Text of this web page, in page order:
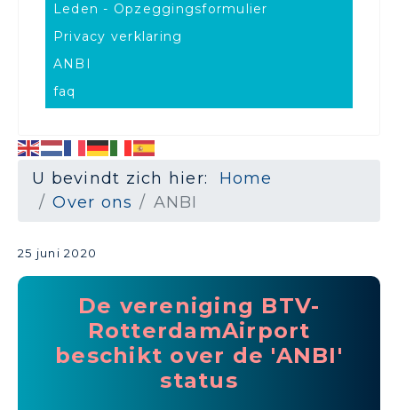
Leden - Opzeggingsformulier
Privacy verklaring
ANBI
faq
U bevindt zich hier: Home
Over ons
ANBI
25 juni 2020
De vereniging BTV-
RotterdamAirport
beschikt over de 'ANBI'
status